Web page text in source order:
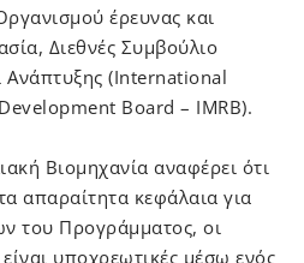
έρευνας και
Διεθνές Συμβούλιο
Ανάπτυξης (International
Board – IMRB).
Βιομηχανία αναφέρει ότι
απαραίτητα κεφάλαια για
του Προγράμματος, οι
υποχρεωτικές μέσω ενός